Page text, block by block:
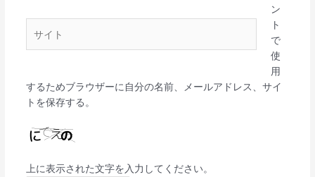
*
ン
ト
で
使
用
するためブラウザーに自分の名前、メールアドレス、サイ
トを保存する。
上に表示された文字を入力してください。